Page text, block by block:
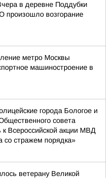
в деревне Поддубки
произошло возгорание
метро Москвы
машиностроение в
города Бологое и
совета
к Всероссийской акции МВД
со стражем порядка»
ветерану Великой